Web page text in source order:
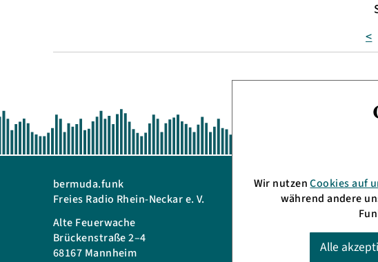
<
bermuda.funk
Freies Radio Rhein-Neckar e. V.
Alte Feuerwache
Brückenstraße 2–4
68167 Mannheim
Telefon: + 49 621
eMail:
Bürozeiten:
Mo. 17:00 bis 19:00 Uhr
Wir nutzenCookies auf
während andere
Alle